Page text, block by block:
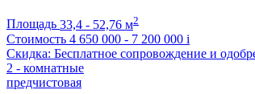
Площадь 33,4 - 52,76 м2
Стоимость 4 650 000 - 7 200 000 i
Скидка: Бесплатное сопровождение и
2 - комнатные
предчистовая